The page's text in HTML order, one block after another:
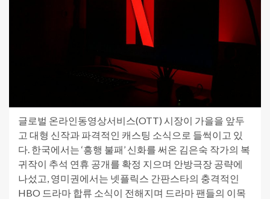
글로벌 온라인동영상서비스(OTT) 시장이 가을을 앞두
고 대형 신작과 파격적인 캐스팅 소식으로 들썩이고 있
다. 한국에서는 ‘흥행 불패’ 신화를 써온 김은숙 작가의 복
귀작이 추석 연휴 공개를 확정 지으며 안방극장 공략에
나섰고, 영미권에서는 넷플릭스 간판스타의 충격적인
HBO 드라마 합류 소식이 전해지며 드라마 팬들의 이목